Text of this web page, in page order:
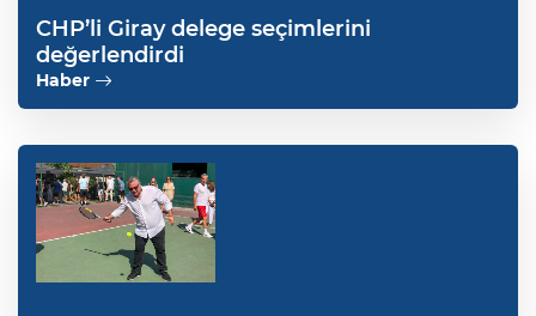
CHP’li Giray delege seçimlerini
değerlendirdi
Haber